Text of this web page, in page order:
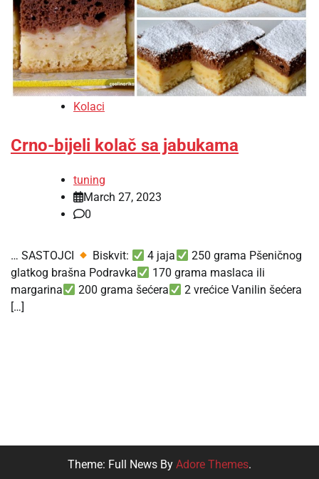
Kolaci
Crno-bijeli kolač sa jabukama
tuning
March 27, 2023
0
… SASTOJCI Biskvit: 4 jaja
250 grama Pšeničnog
glatkog brašna Podravka
170 grama maslaca ili
margarina
200 grama šećera
2 vrećice Vanilin šećera
[…]
Theme: Full News By Adore Themes.